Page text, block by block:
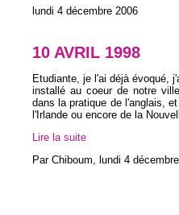
lundi 4 décembre 2006
10 AVRIL 1998
Etudiante, je l'ai déjà évoqué,
installé au coeur de notre
dans la pratique de l'anglais,
l'Irlande ou encore de la
Lire la suite
Par Chiboum, lundi 4